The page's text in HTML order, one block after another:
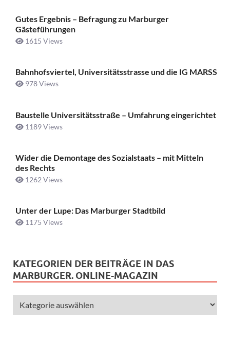
Gutes Ergebnis – Befragung zu Marburger
Gästeführungen
1615 Views
Bahnhofsviertel, Universitätsstrasse und die IG MARSS
978 Views
Baustelle Universitätsstraße ­– Umfahrung eingerichtet
1189 Views
Wider die Demontage des Sozialstaats – mit Mitteln
des Rechts
1262 Views
Unter der Lupe: Das Marburger Stadtbild
1175 Views
KATEGORIEN DER BEITRÄGE IN DAS
MARBURGER. ONLINE-MAGAZIN